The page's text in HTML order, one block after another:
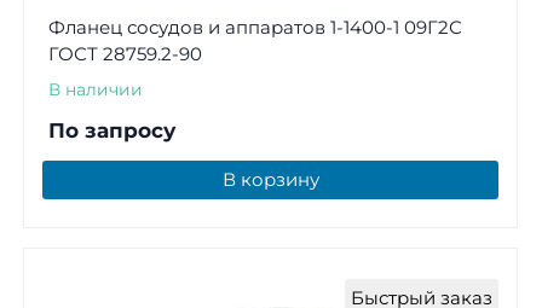
Фланец сосудов и аппаратов 1-1400-1 09Г2С
ГОСТ 28759.2-90
В наличии
По запросу
В корзину
Быстрый заказ